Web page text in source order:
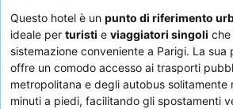
Questo hotel è un punto di riferimento
ideale per turisti e viaggiatori singoli che
sistemazione conveniente a Parigi. La sua
offre un comodo accesso ai trasporti
metropolitana e degli autobus solitamente
minuti a piedi, facilitando gli spostamenti